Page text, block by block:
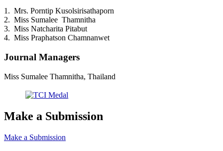
1. Mrs. Porntip Kusolsirisathaporn
2. Miss Sumalee Thamnitha
3. Miss Natcharita Pitabut
4. Miss Praphatson Chamnanwet
Journal Managers
Miss Sumalee Thamnitha, Thailand
Make a Submission
Make a Submission